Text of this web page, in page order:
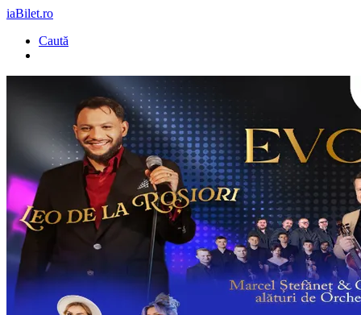
iaBilet.ro
Caută